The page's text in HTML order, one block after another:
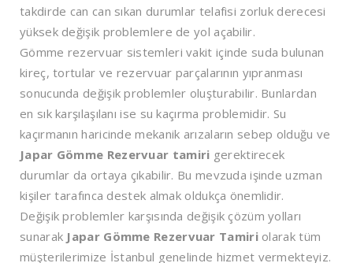
takdirde can can sıkan durumlar telafisi zorluk derecesi
yüksek değişik problemlere de yol açabilir.
Gömme rezervuar sistemleri vakit içinde suda bulunan
kireç, tortular ve rezervuar parçalarının yıpranması
sonucunda değişik problemler oluşturabilir. Bunlardan
en sık karşılaşılanı ise su kaçırma problemidir. Su
kaçırmanın haricinde mekanik arızaların sebep olduğu ve
Japar Gömme Rezervuar tamiri gerektirecek
durumlar da ortaya çıkabilir. Bu mevzuda işinde uzman
kişiler tarafınca destek almak oldukça önemlidir.
Değişik problemler karşısında değişik çözüm yolları
sunarak Japar Gömme Rezervuar Tamiri olarak tüm
müşterilerimize İstanbul genelinde hizmet vermekteyiz.